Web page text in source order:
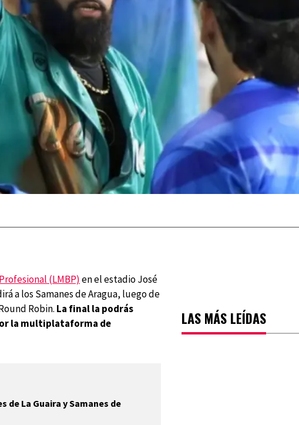
(LMBP) en el estadio José
a los Samanes de Aragua, luego de
Robin. La final la podrás
la multiplataforma de
de La Guaira y Samanes de
LAS MÁS LEÍDAS